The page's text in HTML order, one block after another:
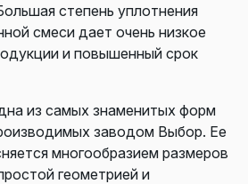
степень уплотнения
смеси дает очень низкое
и повышенный срок
из самых знаменитых форм
заводом Выбор. Ее
многообразием размеров
геометрией и